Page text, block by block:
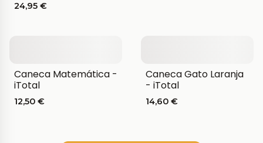
24,95 €
Caneca Matemática -
iTotal
12,50 €
Caneca Gato Laranja
- iTotal
14,60 €